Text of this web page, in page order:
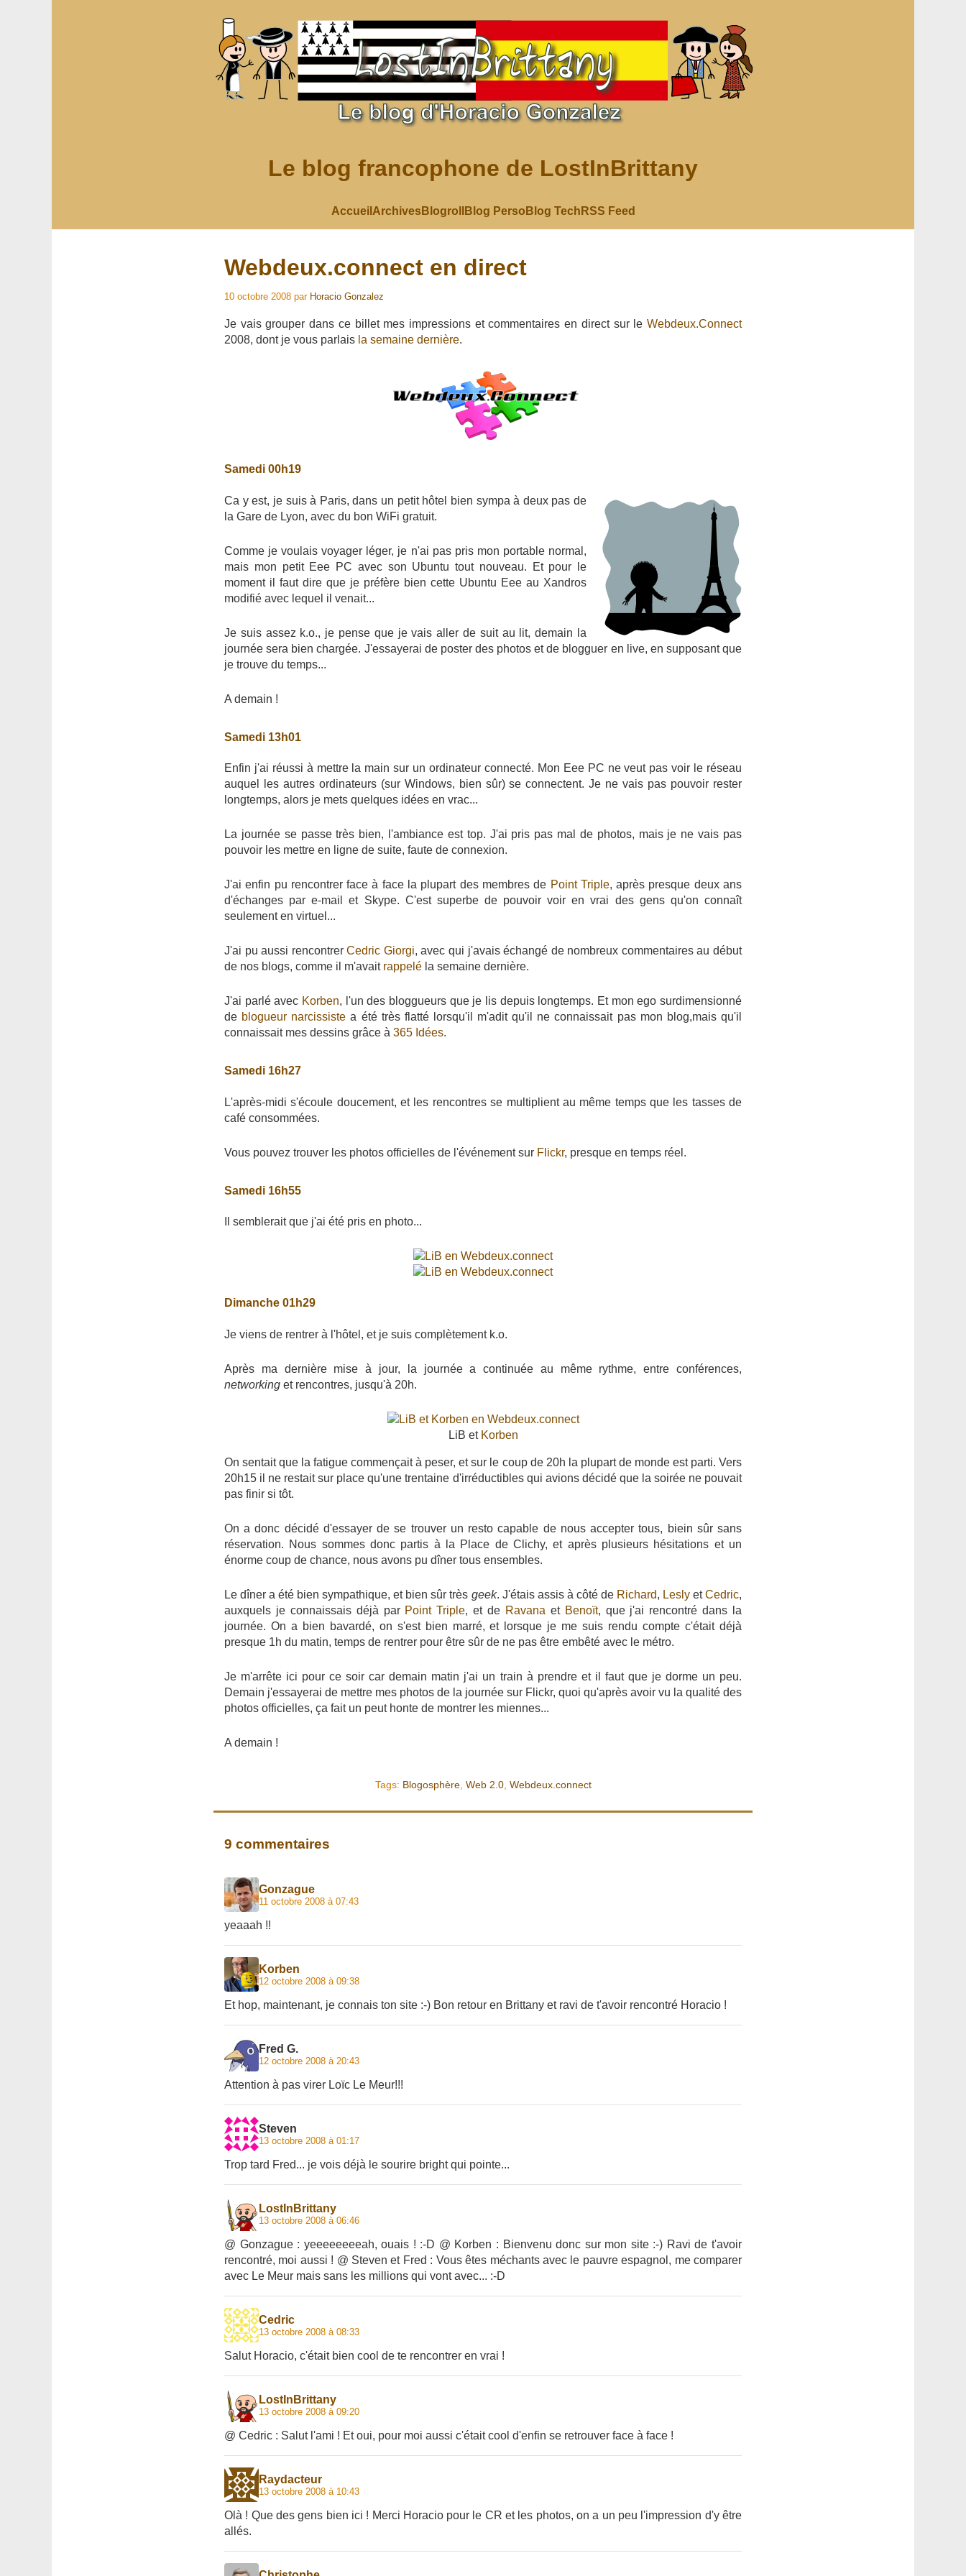
Le blog francophone de LostInBrittany
Accueil ArchivesBlogroll Blog Perso Blog Tech RSS Feed
Webdeux.connect en direct
10 octobre 2008 par Horacio Gonzalez
Je vais grouper dans ce billet mes impressions et commentaires en direct sur le Webdeux.Connect
2008, dont je vous parlais la semaine dernière.
Samedi 00h19
Ca y est, je suis à Paris, dans un petit hôtel bien sympa à deux pas de
la Gare de Lyon, avec du bon WiFi gratuit.
Comme je voulais voyager léger, je n'ai pas pris mon portable normal,
mais mon petit Eee PC avec son Ubuntu tout nouveau. Et pour le
moment il faut dire que je préfère bien cette Ubuntu Eee au Xandros
modifié avec lequel il venait...
Je suis assez k.o., je pense que je vais aller de suit au lit, demain la
journée sera bien chargée. J'essayerai de poster des photos et de blogguer en live, en supposant que
je trouve du temps...
A demain !
Samedi 13h01
Enfin j'ai réussi à mettre la main sur un ordinateur connecté. Mon Eee PC ne veut pas voir le réseau
auquel les autres ordinateurs (sur Windows, bien sûr) se connectent. Je ne vais pas pouvoir rester
longtemps, alors je mets quelques idées en vrac...
La journée se passe très bien, l'ambiance est top. J'ai pris pas mal de photos, mais je ne vais pas
pouvoir les mettre en ligne de suite, faute de connexion.
J'ai enfin pu rencontrer face à face la plupart des membres de Point Triple, après presque deux ans
d'échanges par e-mail et Skype. C'est superbe de pouvoir voir en vrai des gens qu'on connaît
seulement en virtuel...
J'ai pu aussi rencontrerCedric Giorgi, avec qui j'avais échangé de nombreux commentaires au début
de nos blogs, comme il m'avait rappelé la semaine dernière.
J'ai parlé avec Korben, l'un des bloggueurs que je lis depuis longtemps. Et mon ego surdimensionné
de blogueur narcissiste a été très flatté lorsqu'il m'adit qu'il ne connaissait pas mon blog,mais qu'il
connaissait mes dessins grâce à 365 Idées.
Samedi 16h27
L'après-midi s'écoule doucement, et les rencontres se multiplient au même temps que les tasses de
café consommées.
Vous pouvez trouver les photos officielles de l'événement sur Flickr, presque en temps réel.
Samedi 16h55
Il semblerait que j'ai été pris en photo...
Dimanche 01h29
Je viens de rentrer à l'hôtel, et je suis complètement k.o.
Après ma dernière mise à jour, la journée a continuée au même rythme, entre conférences,
networking et rencontres, jusqu'à 20h.
LiB et Korben
On sentait que la fatigue commençait à peser, et sur le coup de 20h la plupart de monde est parti. Vers
20h15 il ne restait sur place qu'une trentaine d'irréductibles qui avions décidé que la soirée ne pouvait
pas finir si tôt.
On a donc décidé d'essayer de se trouver un resto capable de nous accepter tous, biein sûr sans
réservation. Nous sommes donc partis à la Place de Clichy, et après plusieurs hésitations et un
énorme coup de chance, nous avons pu dîner tous ensembles.
Le dîner a été bien sympathique, et bien sûr très geek. J'étais assis à côté de Richard, LeslyetCedric,
auxquels je connaissais déjà par Point Triple, et de Ravana et Benoït, que j'ai rencontré dans la
journée. On a bien bavardé, on s'est bien marré, et lorsque je me suis rendu compte c'était déjà
presque 1h du matin, temps de rentrer pour être sûr de ne pas être embêté avec le métro.
Je m'arrête ici pour ce soir car demain matin j'ai un train à prendre et il faut que je dorme un peu.
Demain j'essayerai de mettre mes photos de la journée sur Flickr, quoi qu'après avoir vu la qualité des
photos officielles, ça fait un peut honte de montrer les miennes...
A demain !
Tags: Blogosphère, Web 2.0, Webdeux.connect
9 commentaires
Gonzague
11 octobre 2008 à 07:43
yeaaah !!
Korben
12 octobre 2008 à 09:38
Et hop, maintenant, je connais ton site :-) Bon retour en Brittany et ravi de t'avoir rencontré Horacio !
Fred G.
12 octobre 2008 à 20:43
Attention à pas virer Loïc Le Meur!!!
Steven
13 octobre 2008 à 01:17
Trop tard Fred... je vois déjà le sourire bright qui pointe...
LostInBrittany
13 octobre 2008 à 06:46
@ Gonzague : yeeeeeeeeah, ouais ! :-D @ Korben : Bienvenu donc sur mon site :-) Ravi de t'avoir
rencontré, moi aussi ! @ Steven et Fred : Vous êtes méchants avec le pauvre espagnol, me comparer
avec Le Meur mais sans les millions qui vont avec... :-D
Cedric
13 octobre 2008 à 08:33
Salut Horacio, c'était bien cool de te rencontrer en vrai !
LostInBrittany
13 octobre 2008 à 09:20
@ Cedric : Salut l'ami ! Et oui, pour moi aussi c'était cool d'enfin se retrouver face à face !
Raydacteur
13 octobre 2008 à 10:43
Olà ! Que des gens bien ici ! Merci Horacio pour le CR et les photos, on a un peu l'impression d'y être
allés.